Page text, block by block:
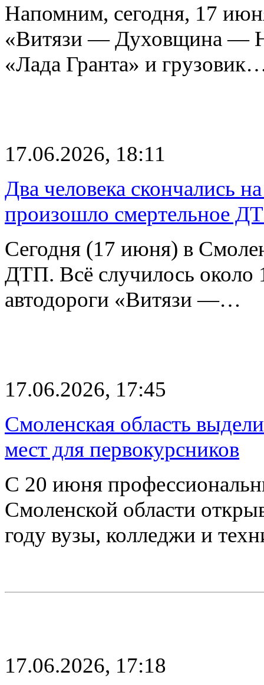
Напомним, сегодня, 17
«Витязи — Духовщина —
«Лада Гранта» и
17.06.2026, 18:11
Два человека скончались
произошло смертельное
Сегодня (17 июня) в
ДТП. Всё случилось около
автодороги «Витязи —…
17.06.2026, 17:45
Смоленская область
мест для первокурсников
С 20 июня
Смоленской области
году вузы, колледжи и
17.06.2026, 17:18